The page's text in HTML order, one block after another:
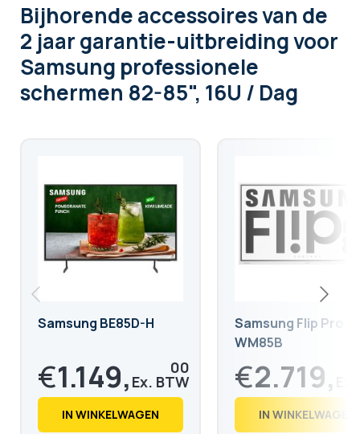
Bijhorende accessoiresvan de
2 jaar garantie-uitbreiding voor
Samsung professionele
schermen 82-85", 16U / Dag
Samsung BE85D-H
€1.149, 00
€ 1.390,
IN WINKELWAGEN
Samsung Flip Pro 4
WM85B
€2.719,
€ 3.289,
IN WINKELWAGEN